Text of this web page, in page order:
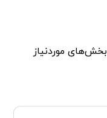
بخش‌های موردنیاز